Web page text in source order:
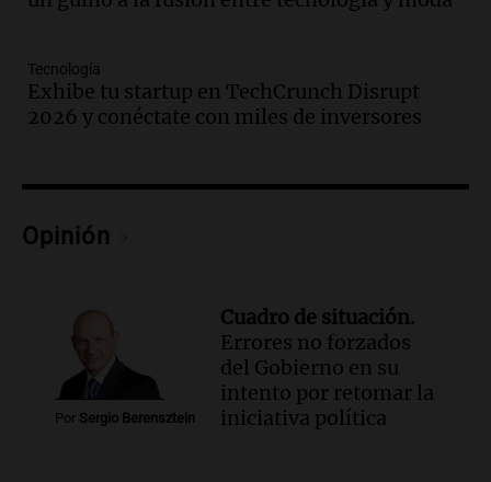
Panorama Federal
Audio.
por accidentes de tránsito en el primer
semestre del 2026
Audio.Disminuyen las víctimas fatales
por accidentes de tránsito en el primer
semestre de 2026
Nevadas en Bariloche obligan al
uso de cadenas en el Cerro Catedral y
rutas circundantes
Panorama Federal
Episodios
Tecnología
Exhibe tu startup en TechCrunch Disrupt
2026 y conéctate con miles de inversores
Opinión
Por Sergio Berensztein
Cuadro de situación.
Errores no forzados
del Gobierno en su
intento por retomar la
iniciativa política